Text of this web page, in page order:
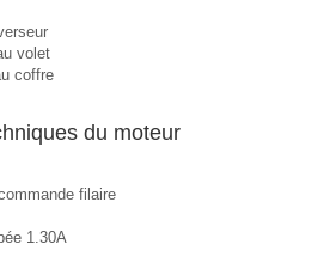
volet
coffre
du moteur
filaire
1.30A